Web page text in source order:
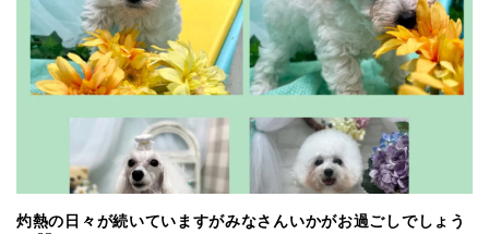
灼熱の日々が続いていますがみなさんいかがお過ごしでしょう